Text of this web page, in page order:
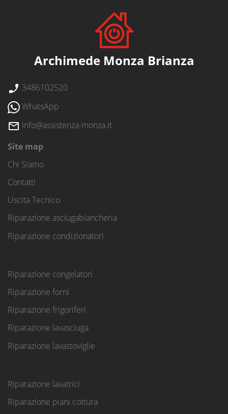
Archimede Monza Brianza
3486102520
WhatsApp
info@assistenza-monza.it
Site map
Chi Siamo
Contatti
Uscita Tecnico
Riparazione asciugabiancheria
Riparazione condizionatori
Riparazione congelatori
Riparazione forni
Riparazione frigoriferi
Riparazione lavasciuga
Riparazione lavastoviglie
Riparazione lavatrici
Riparazione piani cottura